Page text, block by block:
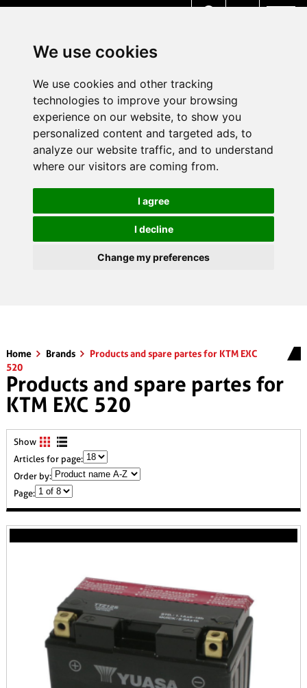
We use cookies
We use cookies and other tracking
technologies to improve your browsing
experience on our website, to show you
personalized content and targeted ads, to
analyze our website traffic, and to understand
where our visitors are coming from.
I agree
I decline
Change my preferences
Home Brands
Products and spare partes for KTM EXC
520
Products and spare partes for
KTM EXC 520
Show
Articles for page:
Order by:
Page: